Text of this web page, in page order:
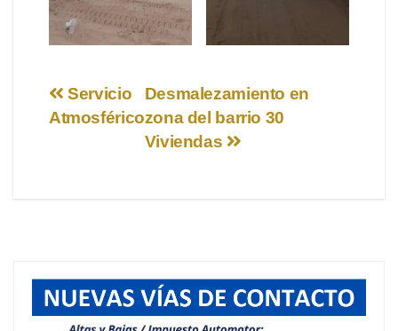
NavegaciónDesmalezamiento en
zona del barrio 30
Viviendas
Servicio
Atmosférico